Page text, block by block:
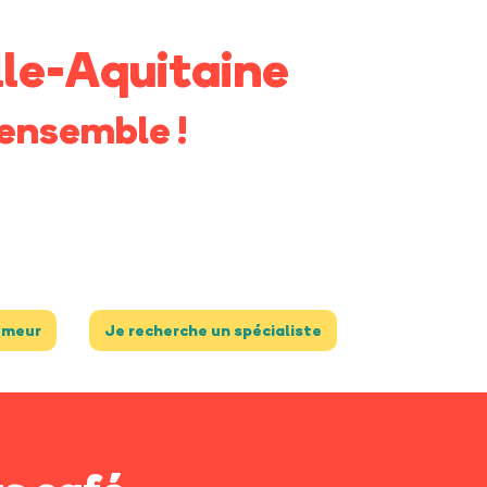
Aquitaine
!
Je recherche un spécialiste